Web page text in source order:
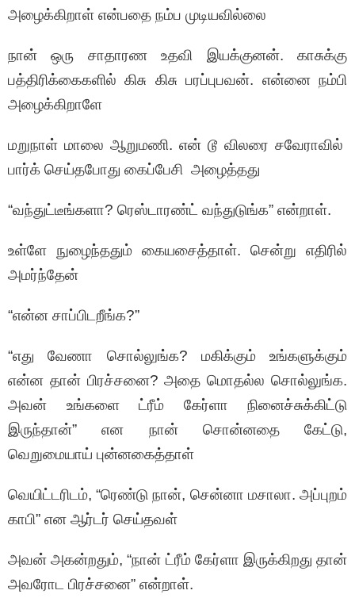
அழைக்கிறாள் என்பதை நம்ப முடியவில்லை
நான் ஒரு சாதாரண உதவி இயக்குனன். காசுக்கு
பத்திரிக்கைகளில் கிசு கிசு பரப்புபவன். என்னை நம்பி
அழைக்கிறாளே
மறுநாள் மாலை ஆறுமணி. என் டூ விலரை சவேராவில்
பார்க் செய்தபோது கைப்பேசி அழைத்தது
“வந்துட்டீங்களா? ரெஸ்டாரண்ட் வந்துடுங்க” என்றாள்.
உள்ளே நுழைந்ததும் கையசைத்தாள். சென்று எதிரில்
அமர்ந்தேன்
“என்ன சாப்பிடறீங்க?”
“எது வேணா சொல்லுங்க? மகிக்கும் உங்களுக்கும்
என்ன தான் பிரச்சனை? அதை மொதல்ல சொல்லுங்க.
அவன் உங்களை ட்ரீம் கேர்ளா நினைச்சுக்கிட்டு
இருந்தான்” என நான் சொன்னதை கேட்டு,
வெறுமையாய் புன்னகைத்தாள்
வெயிட்டரிடம், “ரெண்டு நான், சென்னா மசாலா. அப்புறம்
காபி” என ஆர்டர் செய்தவள்
அவன் அகன்றதும், “நான் ட்ரீம் கேர்ளா இருக்கிறது தான்
அவரோட பிரச்சனை” என்றாள்.